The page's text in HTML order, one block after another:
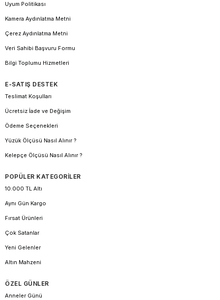
Uyum Politikası
Kamera Aydınlatma Metni
Çerez Aydınlatma Metni
Veri Sahibi Başvuru Formu
Bilgi Toplumu Hizmetleri
E-SATIŞ DESTEK
Teslimat Koşulları
Ücretsiz İade ve Değişim
Ödeme Seçenekleri
Yüzük Ölçüsü Nasıl Alınır ?
Kelepçe Ölçüsü Nasıl Alınır ?
POPÜLER KATEGORİLER
10.000 TL Altı
Aynı Gün Kargo
Fırsat Ürünleri
Çok Satanlar
Yeni Gelenler
Altın Mahzeni
ÖZEL GÜNLER
Anneler Günü